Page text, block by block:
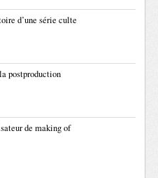
d’une série culte
postproduction
de making of